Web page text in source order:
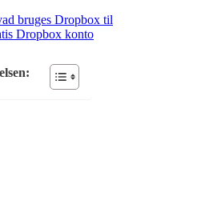
bruges Dropbox til
Dropbox konto